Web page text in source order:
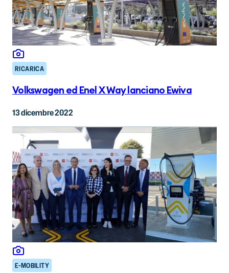
RICARICA
Volkswagen ed Enel X Way lanciano Ewiva
13 dicembre 2022
E-MOBILITY